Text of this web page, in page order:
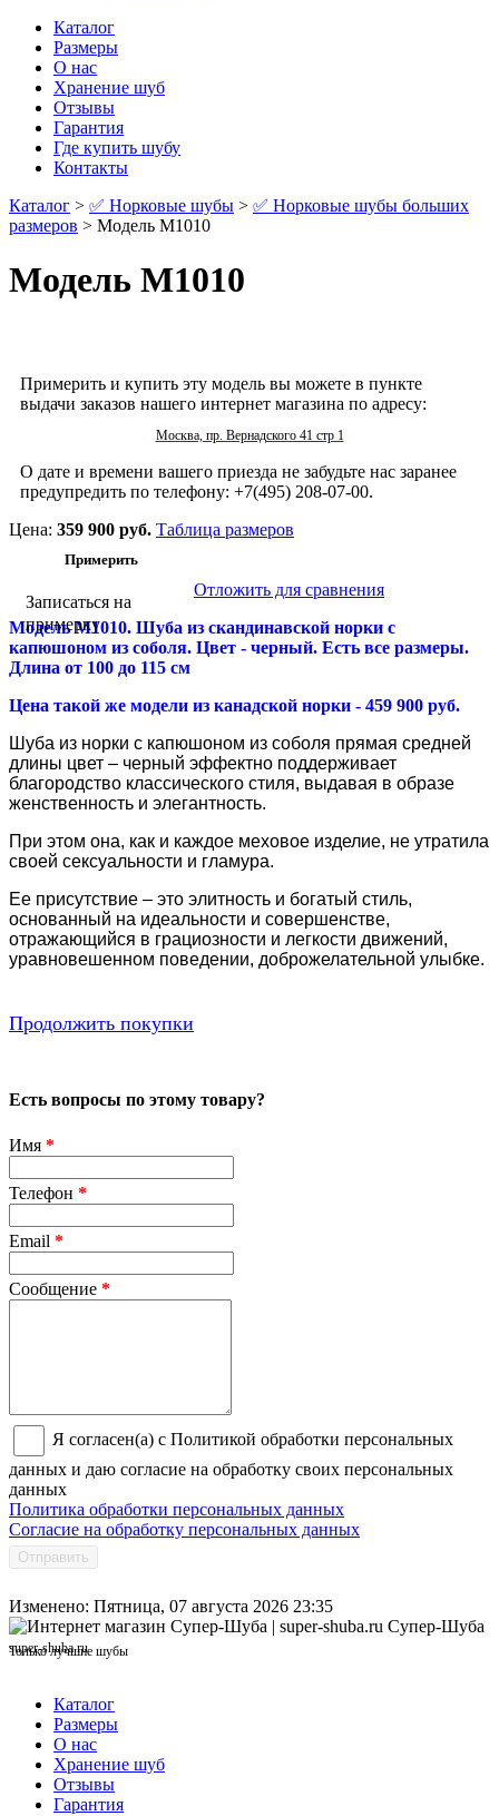
Каталог
Размеры
О нас
Хранение шуб
Отзывы
Гарантия
Где купить шубу
Контакты
Каталог > ✅ Норковые шубы > ✅ Норковые шубы больших
размеров > Модель М1010
Модель М1010
Примерить и купить эту модель вы можете в пункте
выдачи заказов нашего интернет магазина по адресу:
Москва, пр. Вернадского 41 стр 1
О дате и времени вашего приезда не забудьте нас заранее
предупредить по телефону: +7(495) 208-07-00.
Цена: 359 900 руб. Таблица размеров
Записаться на
примерку
Отложить для сравнения
Модель М1010. Шуба из скандинавской норки с
капюшоном из соболя. Цвет - черный. Есть все размеры.
Длина от 100 до 115 см
Цена такой же модели из канадской норки - 459 900 руб.
Шуба из норки с капюшоном из соболя прямая средней
длины цвет – черный эффектно поддерживает
благородство классического стиля, выдавая в образе
женственность и элегантность.
При этом она, как и каждое меховое изделие, не утратила
своей сексуальности и гламура.
Ее присутствие – это элитность и богатый стиль,
основанный на идеальности и совершенстве,
отражающийся в грациозности и легкости движений,
уравновешенном поведении, доброжелательной улыбке.
Продолжить покупки
Есть вопросы по этому товару?
Имя *
Телефон *
Email *
Сообщение *
Я согласен(а) с Политикой обработки персональных
данных и даю согласие на обработку своих персональных
данных
Политика обработки персональных данных
Согласие на обработку персональных данных
Отправить
Изменено: Пятница, 07 августа 2026 23:35
Супер-Шуба
super-shuba.ru
Только лучшие шубы
Каталог
Размеры
О нас
Хранение шуб
Отзывы
Гарантия